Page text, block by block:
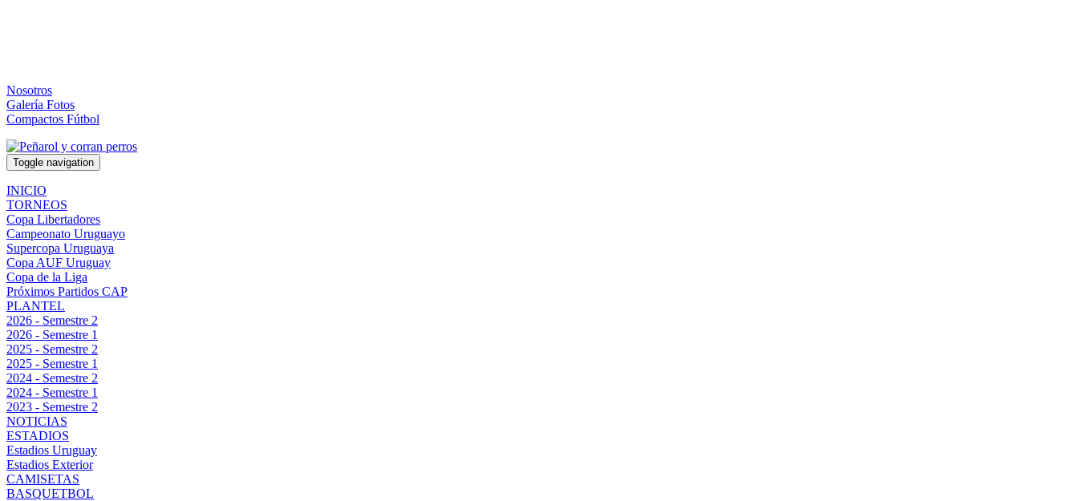
Nosotros
Galería Fotos
Compactos Fútbol
Toggle navigation
INICIO
TORNEOS
Copa Libertadores
Campeonato Uruguayo
Supercopa Uruguaya
Copa AUF Uruguay
Copa de la Liga
Próximos Partidos CAP
PLANTEL
2026 - Semestre 2
2026 - Semestre 1
2025 - Semestre 2
2025 - Semestre 1
2024 - Semestre 2
2024 - Semestre 1
2023 - Semestre 2
NOTICIAS
ESTADIOS
Estadios Uruguay
Estadios Exterior
CAMISETAS
BASQUETBOL